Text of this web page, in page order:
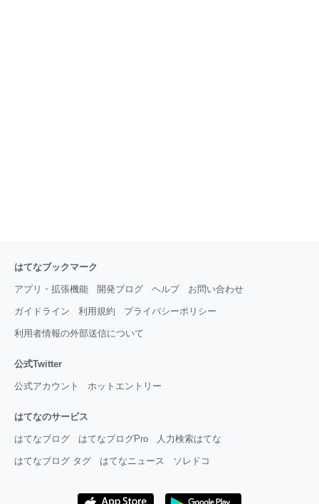
はてなブックマーク
アプリ・拡張機能 開発ブログ ヘルプ お問い合わせ
ガイドライン 利用規約 プライバシーポリシー
利用者情報の外部送信について
公式Twitter
公式アカウント ホットエントリー
はてなのサービス
はてなブログ はてなブログPro 人力検索はてな
はてなブログ タグ はてなニュース ソレドコ